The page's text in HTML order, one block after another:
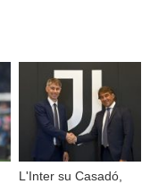
L'Inter su Casadó,